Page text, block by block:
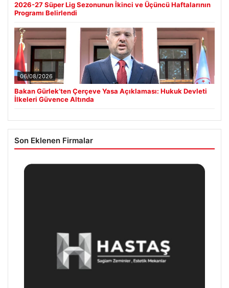
2026-27 Süper Lig Sezonunun İkinci ve Üçüncü Haftalarının
Programı Belirlendi
06/08/2026
Bakan Gürlek’ten Çerçeve Yasa Açıklaması: Hukuk Devleti
İlkeleri Güvence Altında
Son Eklenen Firmalar